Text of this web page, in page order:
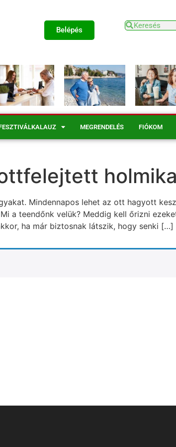
Belépés
MEGRENDELÉS FIÓKOM
Mindennapos lehet az ott hagyott
a teendőnk velük? Meddig kell őrizni
ha már biztosnak látszik, hogy senki […]